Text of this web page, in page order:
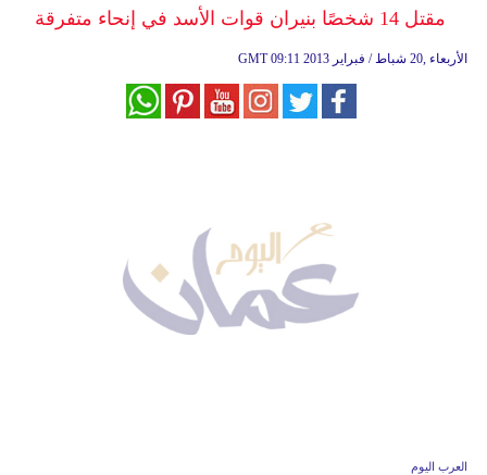
وموسيقى
مقتل 14 شخصًا بنيران قوات الأسد في إنحاء متفرقة
GMT 09:11 2013 الأربعاء ,20 شباط / فبراير
العرب اليوم